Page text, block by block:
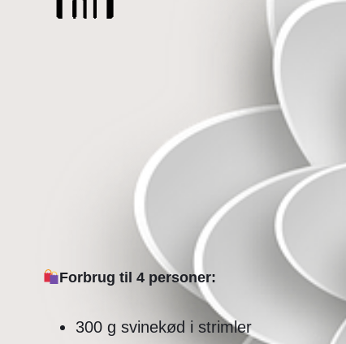
Forbrug til 4 personer:
300 g svinekød i strimler